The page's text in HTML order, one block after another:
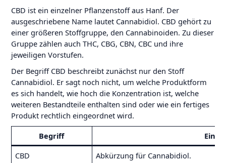
CBD ist ein einzelner Pflanzenstoff aus Hanf. Der
ausgeschriebene Name lautet Cannabidiol. CBD gehört zu
einer größeren Stoffgruppe, den Cannabinoiden. Zu dieser
Gruppe zählen auch THC, CBG, CBN, CBC und ihre
jeweiligen Vorstufen.
Der Begriff CBD beschreibt zunächst nur den Stoff
Cannabidiol. Er sagt noch nicht, um welche Produktform
es sich handelt, wie hoch die Konzentration ist, welche
weiteren Bestandteile enthalten sind oder wie ein fertiges
Produkt rechtlich eingeordnet wird.
Begriff
CBD
Abkürzung für Cannabidiol.